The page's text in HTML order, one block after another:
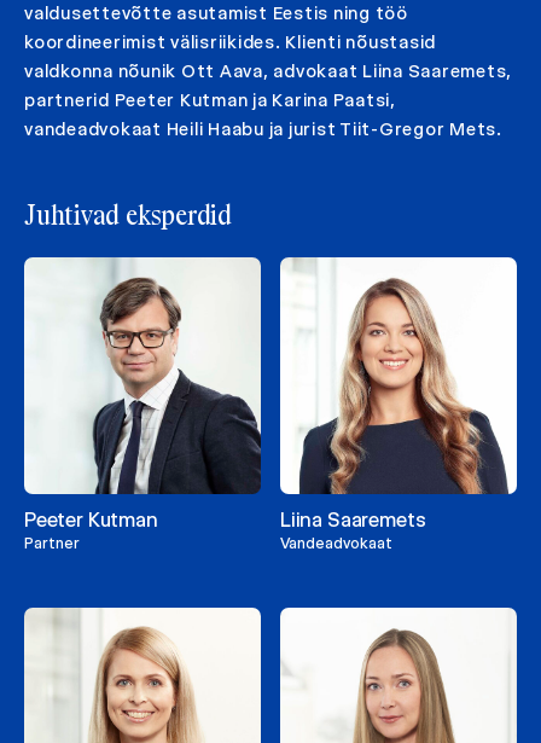
valdusettevõtte asutamist Eestis ning töö
koordineerimist välisriikides. Klienti nõustasid
valdkonna nõunik Ott Aava, advokaat Liina Saaremets,
partnerid Peeter Kutman ja Karina Paatsi,
vandeadvokaat Heili Haabu ja jurist Tiit-Gregor Mets.
Juhtivad eksperdid
Peeter Kutman
Partner
Liina Saaremets
Vandeadvokaat